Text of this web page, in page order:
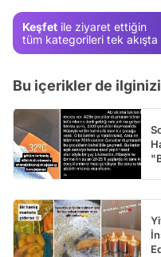
Keşfet ile ziyaret ettiğin
tüm kategorileri tek akışta
Bu içerikler de